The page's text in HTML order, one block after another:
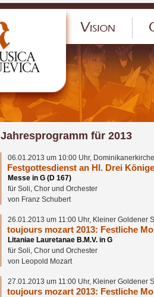
Jahresprogramm für 2013
06.01.2013 um 10:00 Uhr,
Festgottesdienst an Hl. Drei Könige
Messe in G (D 167)
für Soli, Chor und Orchester
von Franz Schubert
26.01.2013 um 11:00 Uhr, Kleiner Goldener
toujours mozart 2013: Festliche
Litaniae Lauretanae B.M.V. in G
für Soli, Chor und Orchester
von Leopold Mozart
27.01.2013 um 11:00 Uhr, Kleiner Goldener
toujours mozart 2013: Festliche